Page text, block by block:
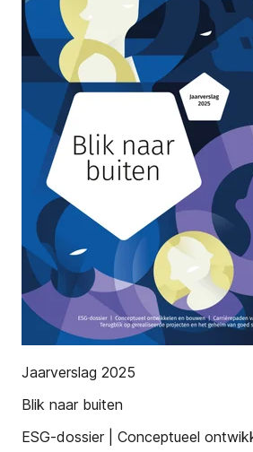
Jaarverslag 2025
Blik naar buiten
ESG-dossier | Conceptueel